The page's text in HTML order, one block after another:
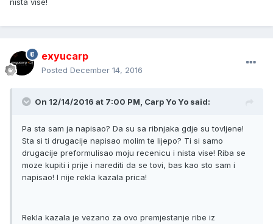
nista vise!
exyucarp
Posted December 14, 2016
On 12/14/2016 at 7:00 PM, Carp Yo Yo said:
Pa sta sam ja napisao? Da su sa ribnjaka gdje su tovljene!
Sta si ti drugacije napisao molim te lijepo? Ti si samo
drugacije preformulisao moju recenicu i nista vise! Riba se
moze kupiti i prije i narediti da se tovi, bas kao sto sam i
napisao! I nije rekla kazala prica!
Rekla kazala je vezano za ovo premjestanje ribe iz